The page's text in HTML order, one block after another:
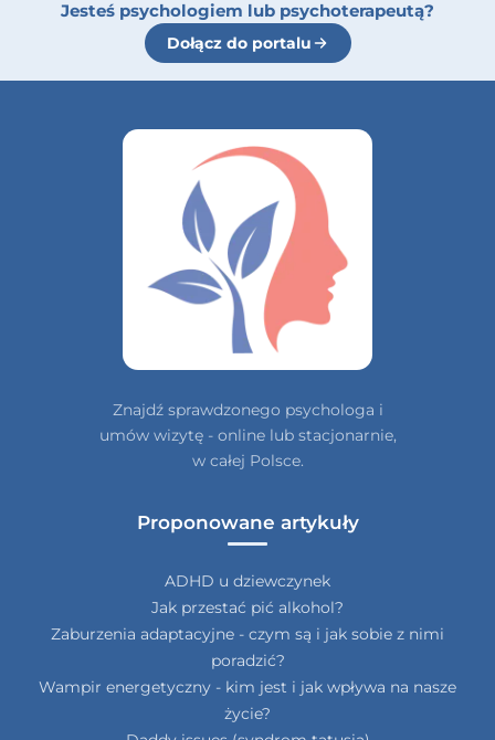
Jesteś psychologiem lub psychoterapeutą?
Dołącz do portalu
Znajdź sprawdzonego psychologa i
umów wizytę - online lub stacjonarnie,
w całej Polsce.
Proponowane artykuły
ADHD u dziewczynek
Jak przestać pić alkohol?
Zaburzenia adaptacyjne - czym są i jak sobie z nimi
poradzić?
Wampir energetyczny - kim jest i jak wpływa na nasze
życie?